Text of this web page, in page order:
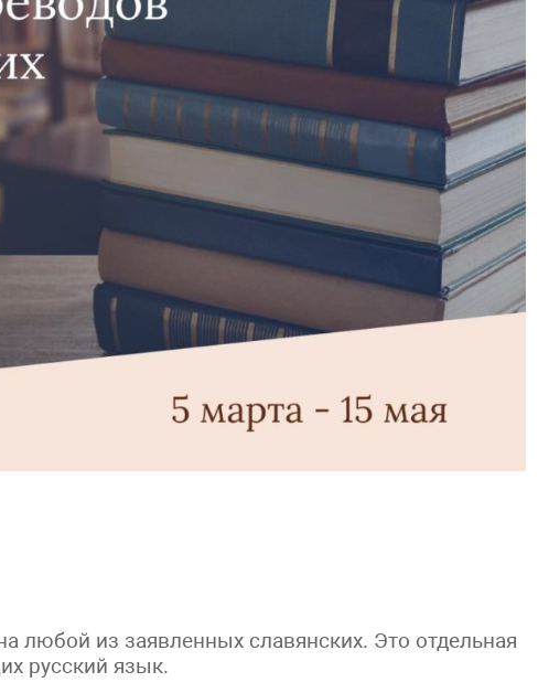
любой из заявленных славянских. Это отдельная
русский язык.